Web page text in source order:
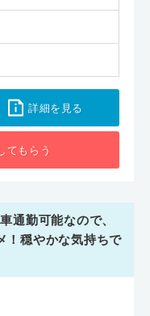
詳細を見る
てもらう
通勤可能なので、
！穏やかな気持ちで